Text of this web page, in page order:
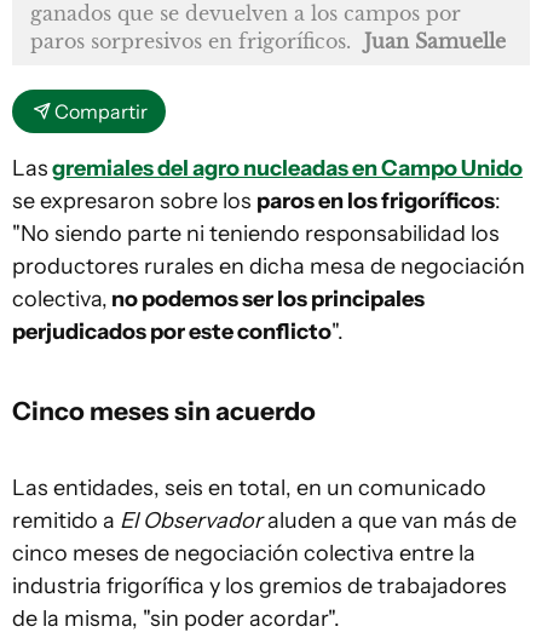
ganados que se devuelven a los campos por
paros sorpresivos en frigoríficos. Juan Samuelle
Compartir
Lasgremiales del agro nucleadas en Campo Unido
se expresaron sobre los paros en los frigoríficos:
"No siendo parte ni teniendo responsabilidad los
productores rurales en dicha mesa de negociación
colectiva, no podemos ser los principales
perjudicados por este conflicto".
Cinco meses sin acuerdo
Las entidades, seis en total, en un comunicado
remitido a El Observadoraluden a que van más de
cinco meses de negociación colectiva entre la
industria frigorífica y los gremios de trabajadores
de la misma, "sin poder acordar".